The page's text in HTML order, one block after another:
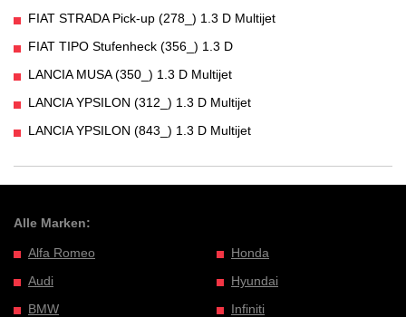
FIAT STRADA Pick-up (278_) 1.3 D Multijet
FIAT TIPO Stufenheck (356_) 1.3 D
LANCIA MUSA (350_) 1.3 D Multijet
LANCIA YPSILON (312_) 1.3 D Multijet
LANCIA YPSILON (843_) 1.3 D Multijet
Alle Marken:
Alfa Romeo
Audi
BMW
Honda
Hyundai
Infiniti